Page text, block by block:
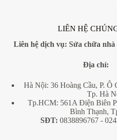
LIÊN HỆ
Liên hệ dịch vụ: Sửa chữa nhà
Địa chỉ:
Hà Nội: 36 Hoàng Cầu, P.
Tp. Hà
Tp.HCM: 561A Điện Biên
Bình Thạnh,
SĐT: 0838896767-